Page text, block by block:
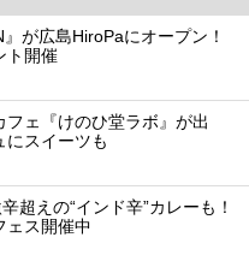
が広島HiroPaにオープン！
ト開催
ェ『けのひ堂ラボ』が出
にスイーツも
超えの“インド辛”カレーも！
ェス開催中